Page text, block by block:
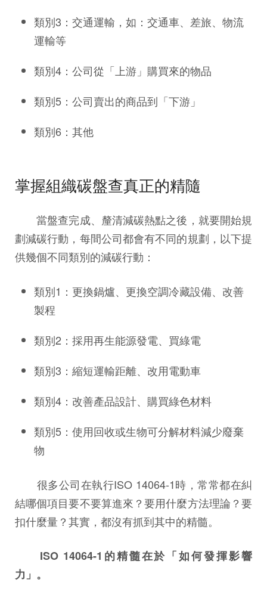
類別3：交通運輸，如：交通車、差旅、物流
運輸等
類別4：公司從「上游」購買來的物品
類別5：公司賣出的商品到「下游」
類別6：其他
掌握組織碳盤查真正的精隨
當盤查完成、釐清減碳熱點之後，就要開始規
劃減碳行動，每間公司都會有不同的規劃，以下提
供幾個不同類別的減碳行動：
類別1：更換鍋爐、更換空調冷藏設備、改善
製程
類別2：採用再生能源發電、買綠電
類別3：縮短運輸距離、改用電動車
類別4：改善產品設計、購買綠色材料
類別5：使用回收或生物可分解材料減少廢棄
物
很多公司在執行ISO 14064-1時，常常都在糾
結哪個項目要不要算進來？要用什麼方法理論？要
扣什麼量？其實，都沒有抓到其中的精髓。
ISO 14064-1的精髓在於「如何發揮影響
力」。